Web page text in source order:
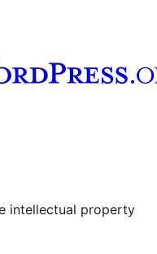
account
intellectual property